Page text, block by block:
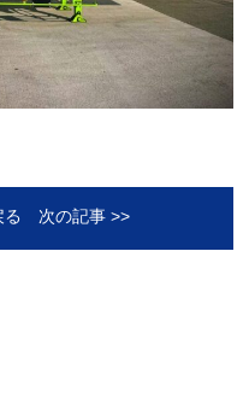
る 次の記事 >>